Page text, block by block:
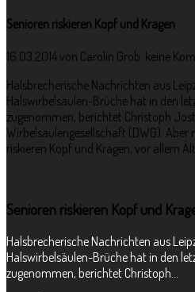
Senioren riskieren Kopf und Kragen
16.03.2014 von Carolin Grob keine
Halsbrecherische Nachrichten aus
Halswirbelsäulen-Brüche hat in den
zugenommen, berichtet Christoph
Wirbelsäulengesellschaft (DWG).
riskieren Kopf und Kragen, vor allem
Senioren riskieren Kopf und
Halsbrecherische Nachrichten aus
Halswirbelsäulen-Brüche hat in den
zugenommen, berichtet Christoph...